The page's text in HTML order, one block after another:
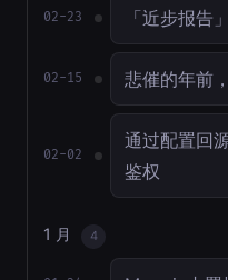
02-23 「近步报告
02-15 悲催的年前
02-02
通过配置回
鉴权
1 月 4